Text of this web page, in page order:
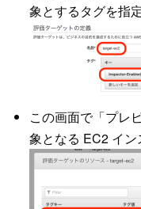
象とするタグを指
この画面で「プレ
象となる EC2 イ